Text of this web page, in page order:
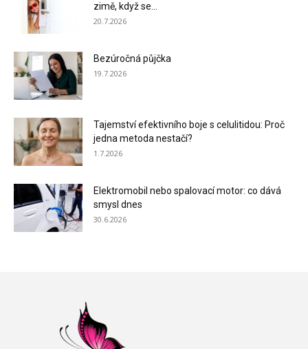
zimě, když se...
20.7.2026
Bezúročná půjčka
19.7.2026
Tajemství efektivního boje s celulitidou: Proč
jedna metoda nestačí?
1.7.2026
Elektromobil nebo spalovací motor: co dává
smysl dnes
30.6.2026